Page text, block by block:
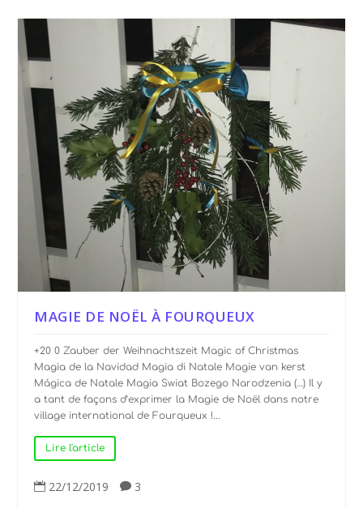
MAGIE DE NOËL À FOURQUEUX
+20 0 Zauber der Weihnachtszeit Magic of Christmas
Magia de la Navidad Magia di Natale Magie van kerst
Mágica de Natale Magia Swiat Bozego Narodzenia (…) Il y
a tant de façons d’exprimer la Magie de Noël dans notre
village international de Fourqueux !...
Lire l'article
 22/12/2019  3